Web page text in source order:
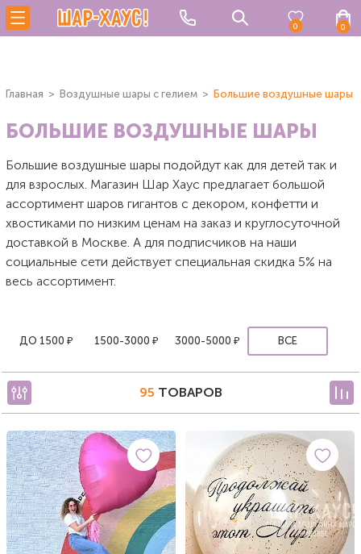
0 0
Главная Воздушные шары с гелием Большие воздушные шары
БОЛЬШИЕ ВОЗДУШНЫЕ ШАРЫ
Большие воздушные шары подойдут как для детей так и
для взрослых. Магазин Шар Хаус предлагает большой
ассортимент шаров гигантов с декором, конфетти и
хвостиками по низким ценам на заказ и круглосуточной
доставкой в Москве. А для подписчиков на наши
социальные сети действует специальная скидка 5% на
весь ассортимент.
ДО 1500 ₽ 1500-3000 ₽ 3000-5000 ₽ ВСЕ
95 ТОВАРОВ